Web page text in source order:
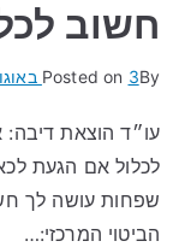
חשוב
By
Posted on 3 באוגוסט 2026
עו״ד הוצאת
לכלול אם הגעת
שפחות עושה לך
הביטוי המרכזי:…